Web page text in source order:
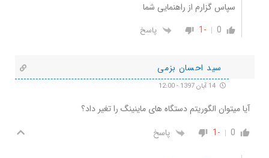
سپاس گزارم از راهنمایی شما
0
-1 پاسخ
سید احسان بزمی
آیا میتوان الگوریتم دستگاه های ماینینگ را تغیر داد؟
0
-1 پاسخ